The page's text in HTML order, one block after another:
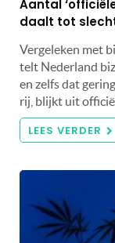
Aantal
daalt tot
Vergeleken met
telt Nederland
en zelfs dat
rij, blijkt uit
LEES VERDER